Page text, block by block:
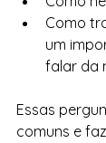
Como
um
falar da
Essas
comuns e